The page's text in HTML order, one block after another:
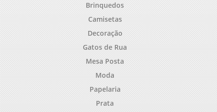
Brinquedos
Camisetas
Decoração
Gatos de Rua
Mesa Posta
Moda
Papelaria
Prata